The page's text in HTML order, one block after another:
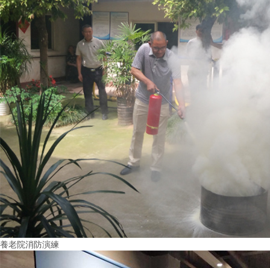
養老院消防演練